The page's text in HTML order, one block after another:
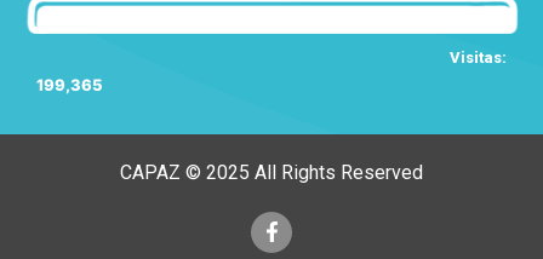
Visitas:
199,365
CAPAZ © 2025 All Rights Reserved